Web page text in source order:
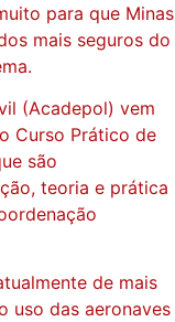
para que Minas
mais seguros do
(Acadepol) vem
Curso Prático de
são
teoria e prática
de mais
uso das aeronaves